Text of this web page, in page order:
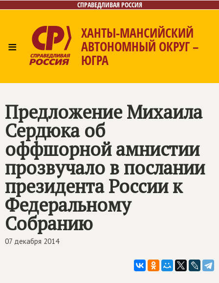
СПРАВЕДЛИВАЯ РОССИЯ
≡
ХАНТЫ-МАНСИЙСКИЙ
АВТОНОМНЫЙ ОКРУГ –
ЮГРА
Контакты
Предложение Михаила
Сердюка об
оффшорной амнистии
прозвучало в послании
президента России к
Федеральному
Собранию
07 декабря 2014